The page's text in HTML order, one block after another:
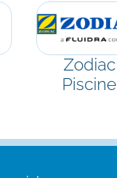
Zodiac
Piscine